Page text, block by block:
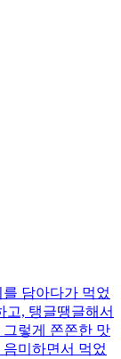
담아다가 먹었
고, 탱글땡글해서
렇게 쫀쫀한 맛
미하면서 먹었